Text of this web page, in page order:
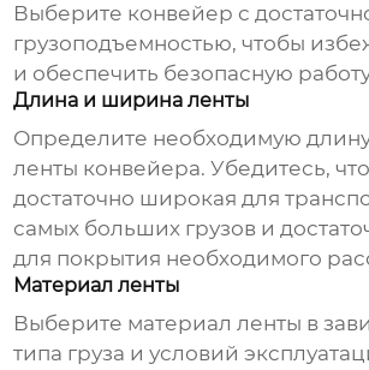
Выберите конвейер с
грузоподъемностью, чтобы
и обеспечить безопасную
Длина и ширина ленты
Определите необходимую
ленты конвейера. Убедитесь,
достаточно широкая для
самых больших грузов и
для покрытия необходимого
Материал ленты
Выберите материал ленты в
типа груза и условий